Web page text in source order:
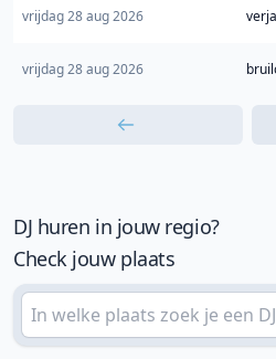
vrijdag 28 aug 2026
vrijdag 28 aug 2026
DJ huren in jouw regio?
Check jouw plaats